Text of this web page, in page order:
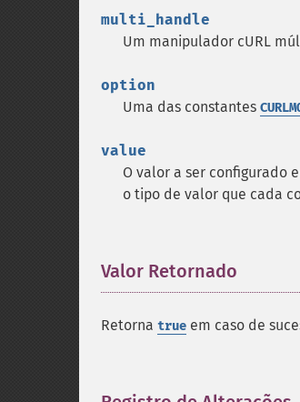
multi_handle
Um manipulador cURL
option
Uma das constantes
value
O valor a ser configurado
o tipo de valor que cada
Valor Retornado
Retorna true em caso de